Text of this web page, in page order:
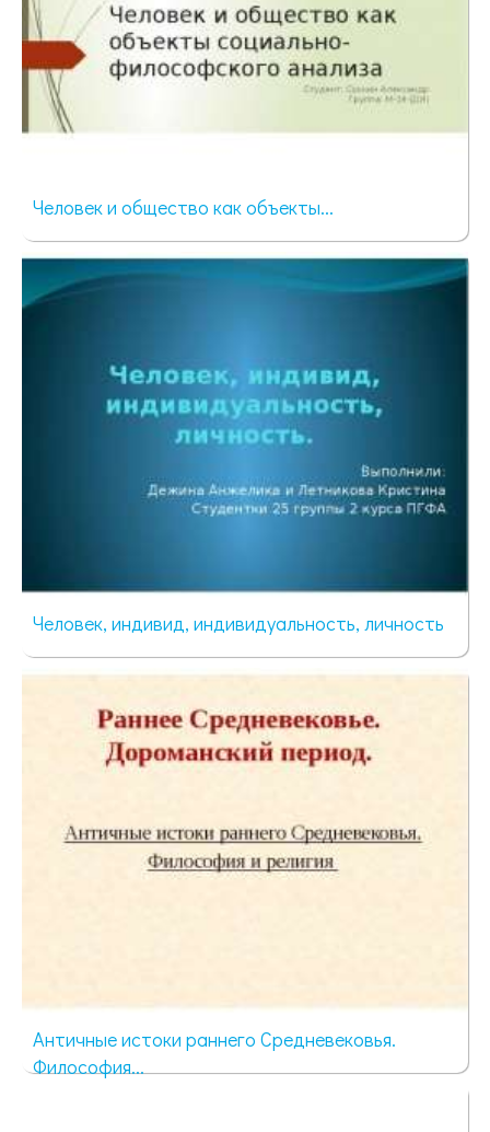
Человек и общество как объекты...
Человек, индивид, индивидуальность, личность
Античные истоки раннего Средневековья.
Философия...